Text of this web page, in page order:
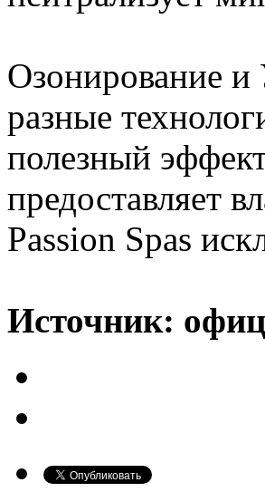
Озонирование
разные
полезный
предоставляет
Passion Spas
Источник: